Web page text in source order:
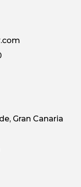
Gran Canaria